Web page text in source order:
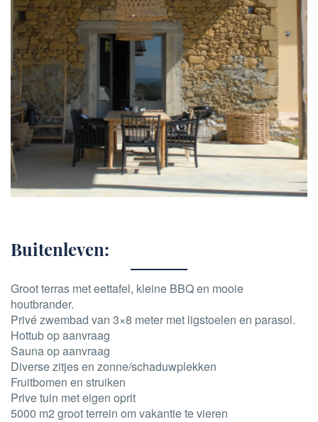
Buitenleven:
Groot terras met eettafel, kleine BBQ en mooie
houtbrander.
Privé zwembad van 3×8 meter met ligstoelen en parasol.
Hottub op aanvraag
Sauna op aanvraag
Diverse zitjes en zonne/schaduwplekken
Fruitbomen en struiken
Prive tuin met eigen oprit
5000 m2 groot terrein om vakantie te vieren